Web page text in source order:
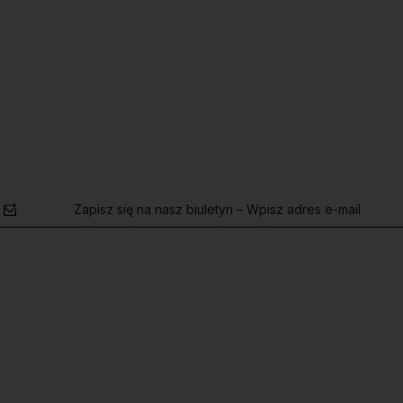
Zapisz się na nasz biuletyn – Wpisz adres e-mail